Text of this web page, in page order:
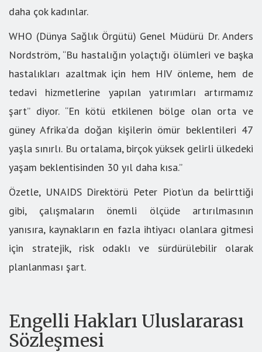
daha çok kadınlar.
WHO (Dünya Sağlık Örgütü) Genel Müdürü Dr. Anders
Nordström, “Bu hastalığın yolaçtığı ölümleri ve başka
hastalıkları azaltmak için hem HIV önleme, hem de
tedavi hizmetlerine yapılan yatırımları artırmamız
şart” diyor. “En kötü etkilenen bölge olan orta ve
güney Afrika’da doğan kişilerin ömür beklentileri 47
yaşla sınırlı. Bu ortalama, birçok yüksek gelirli ülkedeki
yaşam beklentisinden 30 yıl daha kısa.”
Özetle, UNAIDS Direktörü Peter Piot’un da belirttiği
gibi, çalışmaların önemli ölçüde artırılmasının
yanısıra, kaynakların en fazla ihtiyacı olanlara gitmesi
için stratejik, risk odaklı ve sürdürülebilir olarak
planlanması şart.
Engelli Hakları Uluslararası
Sözleşmesi